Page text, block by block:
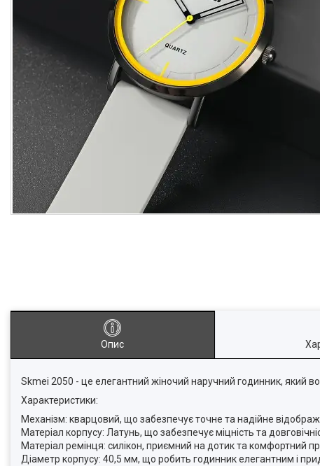
Опис
Skmei 2050 - це елегантний жіночий наручний годинник, який
Характеристики:
Механізм: кварцовий, що забезпечує точне та надійне
Матеріал корпусу: Латунь, що забезпечує міцність та
Матеріал ремінця: силікон, приємний на дотик та комфортний при
Діаметр корпусу: 40,5 мм, що робить годинник елегантним і